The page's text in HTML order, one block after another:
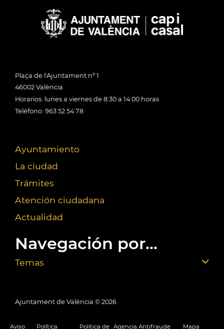
Plaça de l'Ajuntament nº 1
46002 València
Horarios: lunes a viernes de 8:30 a 14:00 horas
Teléfono: 963 52 54 78
Ayuntamiento
La ciudad
Trámites
Atención ciudadana
Actualidad
Navegación por...
Temas
Ajuntament de València © 2026
Aviso Política Política de Agencia Antifraude Mapa